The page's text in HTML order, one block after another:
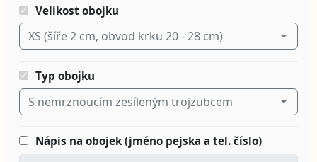
Velikost obojku
XS (šíře 2 cm, obvod krku 20 - 28 cm)
Typ obojku
S nemrznoucím zesíleným trojzubcem
Nápis na obojek (jméno pejska a tel. číslo)